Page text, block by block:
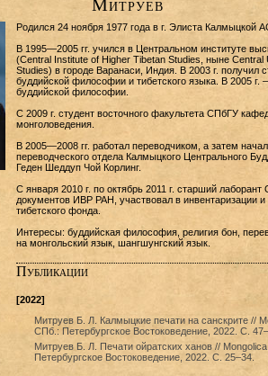
Митруев
Родился 24 ноября 1977 года в г. Элиста Калмыцкой
В 1995—2005 гг. учился в Центральном институте
(Central Institute of Higher Tibetan Studies, ныне Central
Studies) в городе Варанаси, Индия. В 2003 г. получил
буддийской философии и тибетского языка. В 2005 г.
буддийской философии.
С 2009 г. студент восточного факультета СПбГУ
монголоведения.
В 2005—2008 гг. работал переводчиком, а затем
переводческого отдела Калмыцкого Центрального
Геден Шеддуп Чой Корлинг.
С января 2010 г. по октябрь 2011 г. старший лаборант
документов ИВР РАН, участвовал в инвентаризации и
тибетского фонда.
Интересы: буддийская философия, религия бон,
на монгольский язык, шангшунгский язык.
Публикации
[2022]
Митруев Б. Л. Калмыцкие печати на санскрите //
СПб.: Петербургское Востоковедение, 2022. С.
Митруев Б. Л. Печати ойратских ханов //
Петербургское Востоковедение, 2022. С. 25–34.